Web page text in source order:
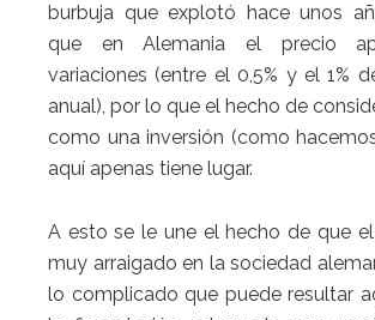
burbuja que explotó hace unos
que en Alemania el precio
variaciones (entre el 0,5% y el 1%
anual), por lo que el hecho de
como una inversión (como
aquí apenas tiene lugar.
A esto se le une el hecho de que
muy arraigado en la sociedad
lo complicado que puede resultar